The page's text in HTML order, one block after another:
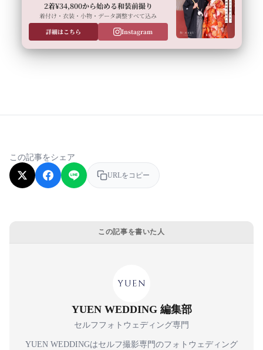
2着¥34,800から始める和装前撮り
着付け・衣装・小物・データ調整すべて込み
詳細はこちら
Instagram
この記事をシェア
URLをコピー
この記事を書いた人
YUEN WEDDING 編集部
セルフフォトウェディング専門
YUEN WEDDINGはセルフ撮影専門のフォトウェディング